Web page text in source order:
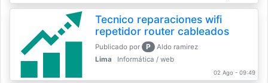
Tecnico reparaciones wifi
repetidor router cableados
Publicado por P
Aldo ramirez
Lima
Informática / web
02 Ago - 09:49